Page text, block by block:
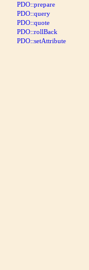
PDO::prepare
PDO::query
PDO::quote
PDO::rollBack
PDO::setAttribute